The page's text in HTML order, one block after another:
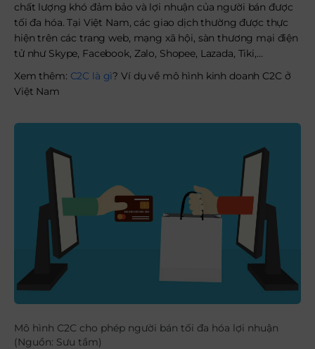
chất lượng khó đảm bảo và lợi nhuận của người bán được
tối đa hóa. Tại Việt Nam, các giao dịch thường được thực
hiện trên các trang web, mạng xã hội, sàn thương mại điện
tử như Skype, Facebook, Zalo, Shopee, Lazada, Tiki,…
Xem thêm: C2C là gì? Ví dụ về mô hình kinh doanh C2C ở
Việt Nam
Mô hình C2C cho phép người bán tối đa hóa lợi nhuận
(Nguồn: Sưu tầm)